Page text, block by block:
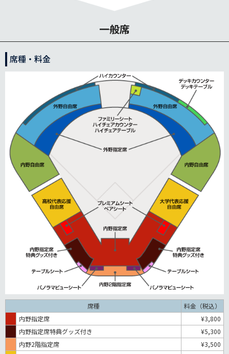
一般席
席種・料金
席種
料金（税込）
内野指定席
¥3,800
内野指定席特典グッズ付き
¥5,300
内野2階指定席
¥3,500